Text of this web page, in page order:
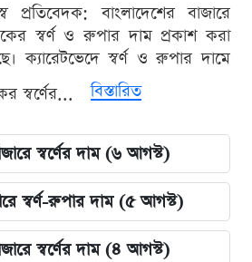
প্রতিবেদক: বাংলাদেশের বাজারে
স্বর্ণ ও রুপার দাম প্রকাশ করা
ক্যারেটভেদে স্বর্ণ ও রুপার দামে
স্বর্ণের...
বিস্তারিত
স্বর্ণের দাম (৬ আগস্ট)
স্বর্ণ-রুপার দাম (৫ আগস্ট)
স্বর্ণের দাম (৪ আগস্ট)